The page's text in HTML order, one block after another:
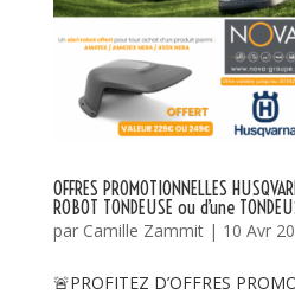
OFFRES PROMOTIONNELLES
ROBOT TONDEUSE ou d’une
par Camille Zammit| 10 Avr
🚨PROFITEZ D’OFFRES